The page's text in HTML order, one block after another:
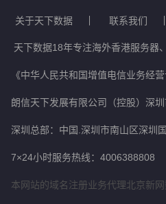
关于天下数据 联系我们
天下数据18年专注海外香港服务器
《中华人民共和国增值电信业务经营
朗信天下发展有限公司（控股）深
深圳总部：中国.深圳市南山区深圳
7×24小时服务热线：4006388808
本网站的域名注册业务代理北京新